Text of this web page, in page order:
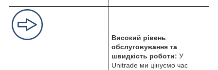
Високий рівень
обслуговування та
швидкість роботи: У
Unitrade ми цінуємо час